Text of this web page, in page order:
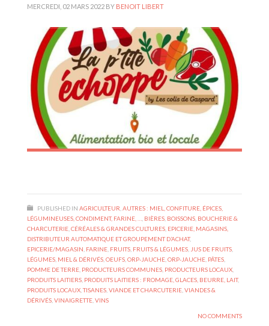
MERCREDI, 02 MARS 2022 BY BENOIT LIBERT
PUBLISHED IN AGRICULTEUR AUTRES : MIEL, CONFITURE, ÉPICES,
LÉGUMINEUSES, CONDIMENT, FARINE, …
BIÈRES BOISSONS BOUCHERIE &
CHARCUTERIE CÉRÉALES & GRANDES CULTURES EPICERIE, MAGASINS,
DISTRIBUTEUR AUTOMATIQUE ET GROUPEMENT D’ACHAT,
EPICERIE/MAGASIN FARINE FRUITS FRUITS & LÉGUMES JUS DE FRUITS
LÉGUMES MIEL & DÉRIVÉS OEUFS ORP-JAUCHE ORP-JAUCHE PÂTES
POMME DE TERRE PRODUCTEURS COMMUNES PRODUCTEURS LOCAUX
PRODUITS LAITIERS PRODUITS LAITIERS : FROMAGE, GLACES, BEURRE, LAIT,
PRODUITS LOCAUX ,TISANES VIANDE ET CHARCUTERIE VIANDES &
DÉRIVÉS VINAIGRETTE VINS
NO COMMENTS